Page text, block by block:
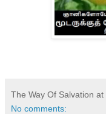
The Way Of Salvation at
No comments: